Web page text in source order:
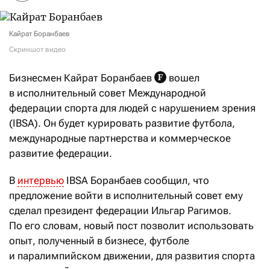
Кайрат Боранбаев
Скриншот видео
Бизнесмен Кайрат Боранбаев
вошел
в исполнительный совет Международной
федерации спорта для людей с нарушением зрения
(IBSA). Он будет курировать развитие футбола,
международные партнерства и коммерческое
развитие федерации.
В интервью IBSA Боранбаев сообщил, что
предложение войти в исполнительный совет ему
сделал президент федерации Ильгар Рагимов.
По его словам, новый пост позволит использовать
опыт, полученный в бизнесе, футболе
и паралимпийском движении, для развития спорта